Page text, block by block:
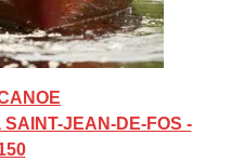
JEAN-DE-FOS -